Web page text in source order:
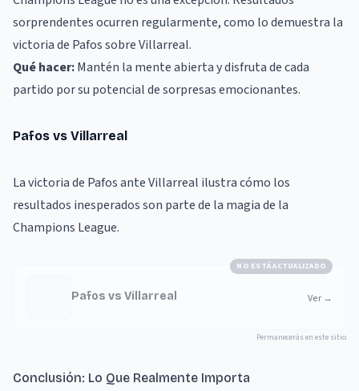
sorprendentes ocurren regularmente, como lo demuestra la
victoria de Pafos sobre Villarreal.
Qué hacer:Mantén la mente abierta y disfruta de cada
partido por su potencial de sorpresas emocionantes.
Pafos vs Villarreal
La victoria de Pafos ante Villarreal ilustra cómo los
resultados inesperados son parte de la magia de la
Champions League.
NO ESTÁ ACTUALIZADO
Pafos vs Villarreal Ver →
Permanecerás en este sitio
Conclusión: Lo Que Realmente Importa